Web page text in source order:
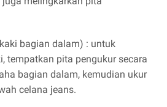
bagian dalam) : untuk
tempatkan pita pengukur secara
bagian dalam, kemudian ukur
celana jeans.